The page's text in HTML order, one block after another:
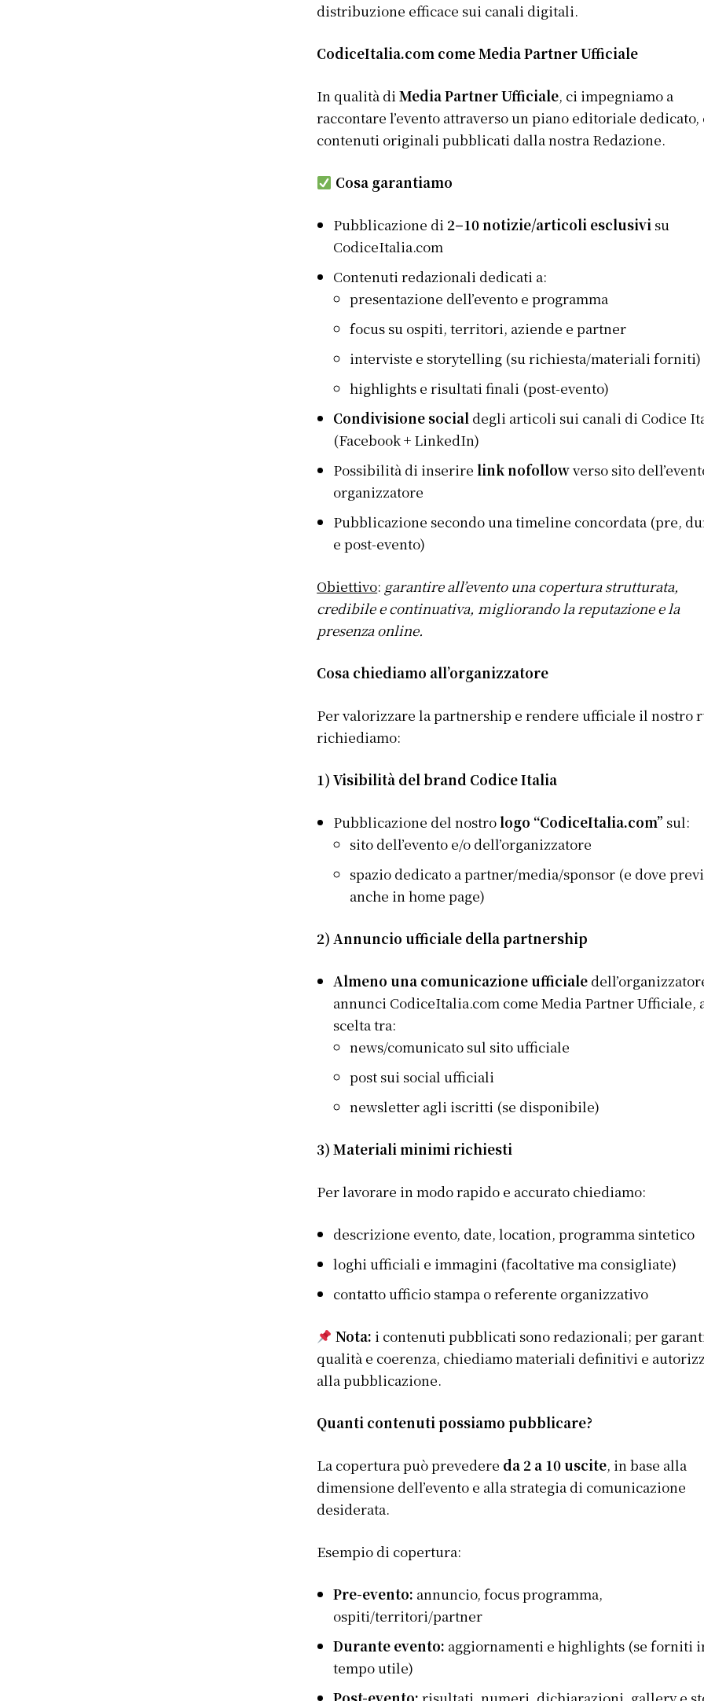
distribuzione efficace sui canali digitali.
CodiceItalia.com come Media Partner Ufficiale
In qualità diMedia Partner Ufficiale, ci impegniamo a
raccontare l’evento attraverso un piano editoriale dedicato,
contenuti originali pubblicati dalla nostra Redazione.
Cosa garantiamo
Pubblicazione di 2–10 notizie/articoli esclusivi su
CodiceItalia.com
Contenuti redazionali dedicati a:
presentazione dell’evento e programma
focus su ospiti, territori, aziende e partner
interviste e storytelling (su richiesta/materiali forniti)
highlights e risultati finali (post-evento)
Condivisione social degli articoli sui canali di Codice
(Facebook + LinkedIn)
Possibilità di inserirelink nofollowverso sito
organizzatore
Pubblicazione secondo una timeline concordata (pre,
e post-evento)
Obiettivo: garantire all’evento una copertura strutturata,
credibile e continuativa, migliorando la reputazione e la
presenza online.
Cosa chiediamo all’organizzatore
Per valorizzare la partnership e rendere ufficiale il nostro
richiediamo:
1) Visibilità del brand Codice Italia
Pubblicazione del nostrologo “CodiceItalia.com” sul:
sito dell’evento e/o dell’organizzatore
spazio dedicato a partner/media/sponsor (e dove
anche in home page)
2) Annuncio ufficiale della partnership
Almeno una comunicazione ufficiale
annunci CodiceItalia.com come Media Partner Ufficiale,
scelta tra:
news/comunicato sul sito ufficiale
post sui social ufficiali
newsletter agli iscritti (se disponibile)
3) Materiali minimi richiesti
Per lavorare in modo rapido e accurato chiediamo:
descrizione evento, date, location, programma sintetico
loghi ufficiali e immagini (facoltative ma consigliate)
contatto ufficio stampa o referente organizzativo
Nota: i contenuti pubblicati sono redazionali; per
qualità e coerenza, chiediamo materiali definitivi e
alla pubblicazione.
Quanti contenuti possiamo pubblicare?
La copertura può prevedere da 2 a 10 uscite, in base alla
dimensione dell’evento e alla strategia di comunicazione
desiderata.
Esempio di copertura:
Pre-evento: annuncio, focus programma,
ospiti/territori/partner
Durante evento: aggiornamenti e highlights (se forniti
tempo utile)